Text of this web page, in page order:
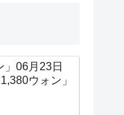
」06月23日
ウォン」